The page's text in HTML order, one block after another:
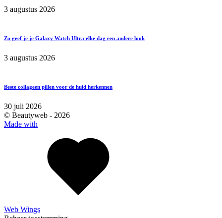
3 augustus 2026
Zo geef je je Galaxy Watch Ultra elke dag een andere look
3 augustus 2026
Beste collageen pillen voor de huid herkennen
30 juli 2026
© Beautyweb - 2026
Made with
Web Wings